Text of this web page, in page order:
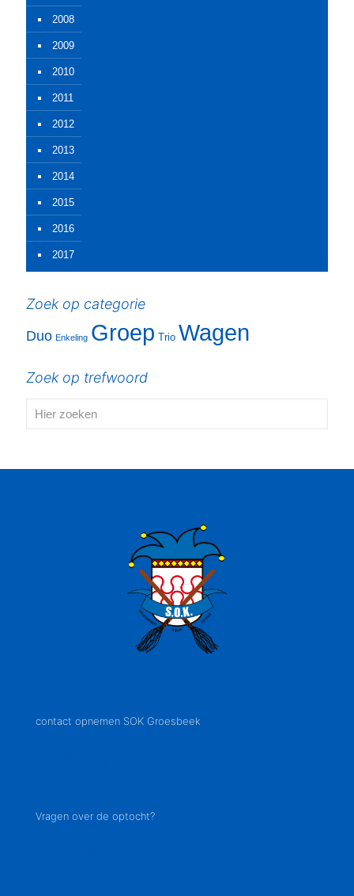
2008
2009
2010
2011
2012
2013
2014
2015
2016
2017
Zoek op categorie
Duo Enkeling Groep Trio Wagen
Zoek op trefwoord
contact opnemen SOK Groesbeek
Vragen over de optocht?